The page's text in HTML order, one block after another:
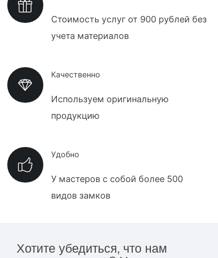
Стоимость услуг от 900 рублей без
учета материалов
Качественно
Используем оригинальную
продукцию
Удобно
У мастеров с собой более 500
видов замков
Хотите убедиться, что нам